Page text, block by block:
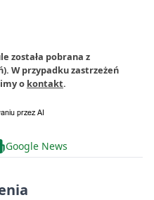
została pobrana z
W przypadku zastrzeżeń
o kontakt.
Google News